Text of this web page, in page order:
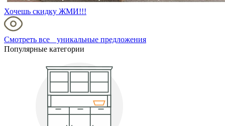
Хочешь скидку ЖМИ!!!
Смотреть все уникальные предложения
Популярные категории